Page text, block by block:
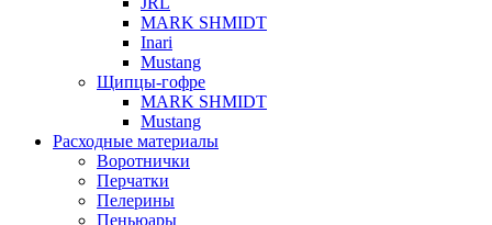
MARK SHMIDT
Inari
Mustang
Щипцы-гофре
MARK SHMIDT
Mustang
Расходные материалы
Воротнички
Перчатки
Пелерины
Пеньюары